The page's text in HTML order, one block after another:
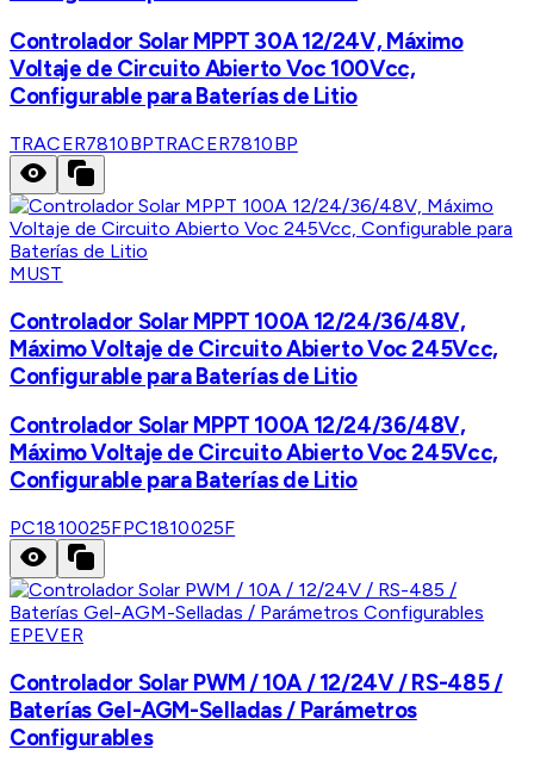
Controlador Solar MPPT 30A 12/24V, Máximo
Voltaje de Circuito Abierto Voc 100Vcc,
Configurable para Baterías de Litio
TRACER7810BPTRACER7810BP
MUST
Controlador Solar MPPT 100A 12/24/36/48V,
Máximo Voltaje de Circuito Abierto Voc 245Vcc,
Configurable para Baterías de Litio
Controlador Solar MPPT 100A 12/24/36/48V,
Máximo Voltaje de Circuito Abierto Voc 245Vcc,
Configurable para Baterías de Litio
PC1810025FPC1810025F
EPEVER
Controlador Solar PWM / 10A / 12/24V / RS-485 /
Baterías Gel-AGM-Selladas / Parámetros
Configurables